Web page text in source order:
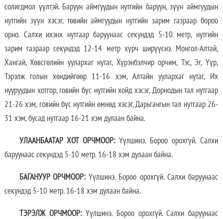
солигдмол үүлтэй. Баруун аймгуудын нутгийн баруун, зүүн аймгуудын
нутгийн зүүн хэсэг, төвийн аймгуудын нутгийн зарим газраар бороо
орно. Салхи ихэнх нутгаар баруунаас секундэд 5-10 метр, нутгийн
зарим газраар секундэд 12-14 метр хүрч ширүүснэ. Монгол-Алтай,
Хангай, Хөвсгөлийн уулархаг нутаг, Хүрэнбэлчир орчим, Тэс, Эг, Үүр,
Тэрэлж голын хөндийгөөр 11-16 хэм, Алтайн уулархаг нутаг, Их
нууруудын хотгор, говийн бүс нутгийн хойд хэсэг, Дорнодын тал нутгаар
21-26 хэм, говийн бүс нутгийн өмнөд хэсэг, Дарьгангын тал нутгаар 26-
31 хэм, бусад нутгаар 16-21 хэм дулаан байна.
УЛААНБААТАР ХОТ ОРЧМООР:Үүлшинэ. Бороо орохгүй. Салхи
баруунаас секундэд 5-10 метр. 16-18 хэм дулаан байна.
БАГАНУУР ОРЧМООР: Үүлшинэ. Бороо орохгүй. Салхи баруунаас
секундэд 5-10 метр. 16-18 хэм дулаан байна.
ТЭРЭЛЖ ОРЧМООР:Үүлшинэ. Бороо орохгүй. Салхи баруунаас